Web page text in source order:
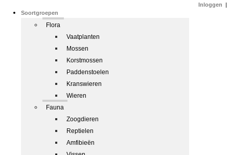
Soortgroepen
Flora
Vaatplanten
Mossen
Korstmossen
Paddenstoelen
Kranswieren
Wieren
Fauna
Zoogdieren
Reptielen
Amfibieën
Inloggen |